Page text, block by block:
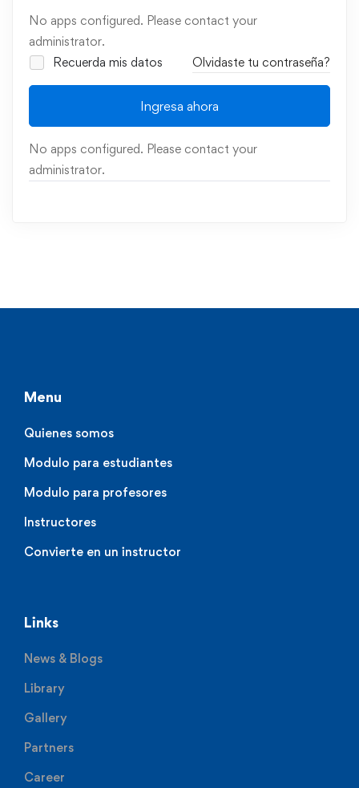
No apps configured. Please contact your
administrator.
Recuerda mis datos
Olvidaste tu contraseña?
Ingresa ahora
No apps configured. Please contact your
administrator.
Menu
Quienes somos
Modulo para estudiantes
Modulo para profesores
Instructores
Convierte en un instructor
Links
News & Blogs
Library
Gallery
Partners
Career